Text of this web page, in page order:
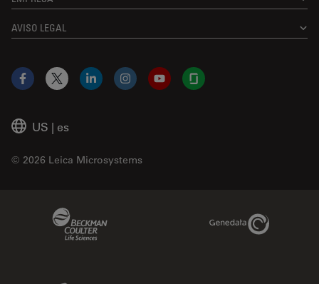
AVISO LEGAL
US | es
© 2026 Leica Microsystems
Facebook
X LinkedInInstagramYouTubeGlassdoor
Genedata Link